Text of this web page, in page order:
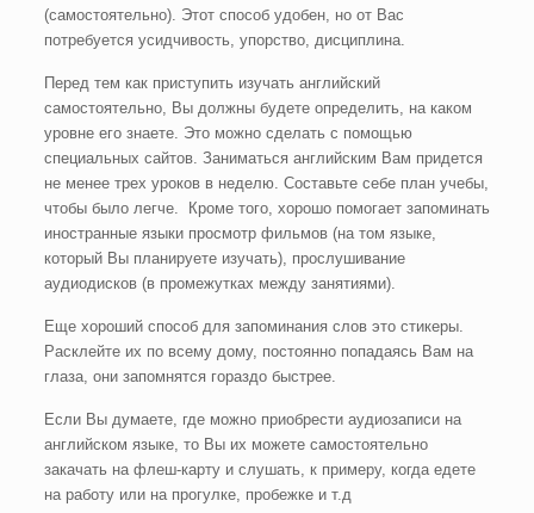
(самостоятельно). Этот способ удобен, но от Вас
потребуется усидчивость, упорство, дисциплина.
Перед тем как приступить изучать английский
самостоятельно, Вы должны будете определить, на каком
уровне его знаете. Это можно сделать с помощью
специальных сайтов. Заниматься английским Вам придется
не менее трех уроков в неделю. Составьте себе план учебы,
чтобы было легче. Кроме того, хорошо помогает запоминать
иностранные языки просмотр фильмов (на том языке,
который Вы планируете изучать), прослушивание
аудиодисков (в промежутках между занятиями).
Еще хороший способ для запоминания слов это стикеры.
Расклейте их по всему дому, постоянно попадаясь Вам на
глаза, они запомнятся гораздо быстрее.
Если Вы думаете, где можно приобрести аудиозаписи на
английском языке, то Вы их можете самостоятельно
закачать на флеш-карту и слушать, к примеру, когда едете
на работу или на прогулке, пробежке и т.д